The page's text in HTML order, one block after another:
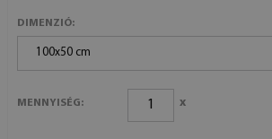
DIMENZIÓ:
100x50 cm
MENNYISÉG: x